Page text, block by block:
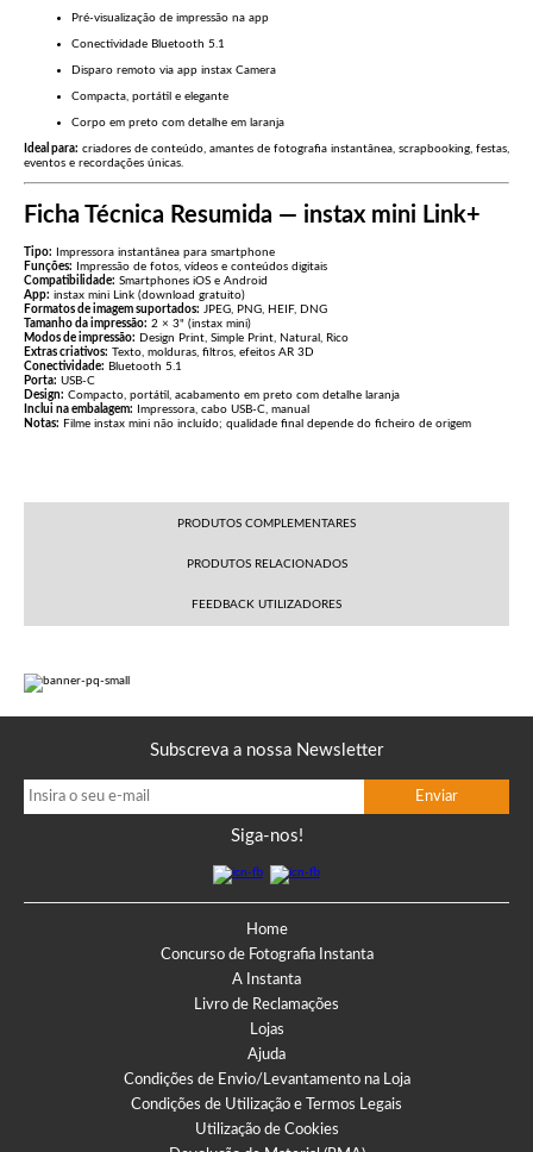
Pré-visualização de impressão na app
Conectividade Bluetooth 5.1
Disparo remoto via app instax Camera
Compacta, portátil e elegante
Corpo em preto com detalhe em laranja
Ideal para: criadores de conteúdo, amantes de fotografia instantânea, scrapbooking, festas,
eventos e recordações únicas.
Ficha Técnica Resumida — instax mini Link+
Tipo: Impressora instantânea para smartphone
Funções: Impressão de fotos, vídeos e conteúdos digitais
Compatibilidade: Smartphones iOS e Android
App: instax mini Link (download gratuito)
Formatos de imagem suportados: JPEG, PNG, HEIF, DNG
Tamanho da impressão: 2 × 3" (instax mini)
Modos de impressão: Design Print, Simple Print, Natural, Rico
Extras criativos: Texto, molduras, filtros, efeitos AR 3D
Conectividade: Bluetooth 5.1
Porta: USB-C
Design: Compacto, portátil, acabamento em preto com detalhe laranja
Inclui na embalagem: Impressora, cabo USB-C, manual
Notas: Filme instax mini não incluído; qualidade final depende do ficheiro de origem
PRODUTOS COMPLEMENTARES
PRODUTOS RELACIONADOS
FEEDBACK UTILIZADORES
Subscreva a nossa Newsletter
Siga-nos!
Home
Concurso de Fotografia Instanta
A Instanta
Livro de Reclamações
Lojas
Ajuda
Condições de Envio/Levantamento na Loja
Condições de Utilização e Termos Legais
Utilização de Cookies